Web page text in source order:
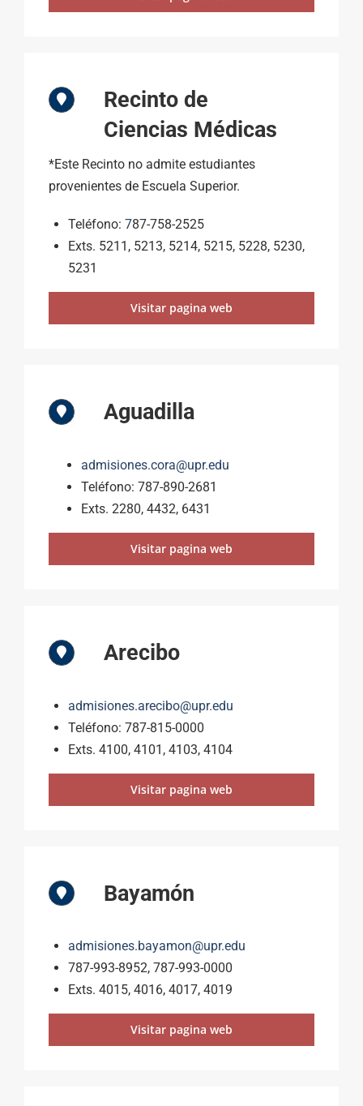
Recinto de
Ciencias Médicas
*Este Recinto no admite estudiantes
provenientes de Escuela Superior.
Teléfono: 787-758-2525
Exts. 5211, 5213, 5214, 5215, 5228, 5230,
5231
Visitar pagina web
Aguadilla
admisiones.cora@upr.edu
Teléfono: 787-890-2681
Exts. 2280, 4432, 6431
Visitar pagina web
Arecibo
admisiones.arecibo@upr.edu
Teléfono: 787-815-0000
Exts. 4100, 4101, 4103, 4104
Visitar pagina web
Bayamón
admisiones.bayamon@upr.edu
787-993-8952, 787-993-0000
Exts. 4015, 4016, 4017, 4019
Visitar pagina web